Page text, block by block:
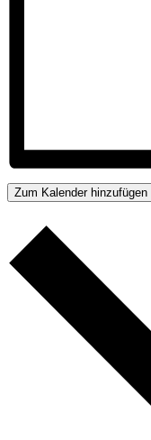
Zum Kalender hinzufügen